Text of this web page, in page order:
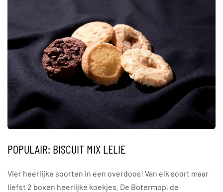
POPULAIR: BISCUIT MIX LELIE
Vier heerlijke soorten in een overdoos! Van elk soort maar
liefst 2 boxen heerlijke koekjes. De Botermop, de